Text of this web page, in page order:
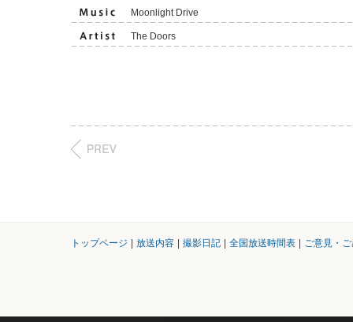
Moonlight Drive
The Doors
トップページ 放送内容 撮影日記 全国放送時間表 ご意見・